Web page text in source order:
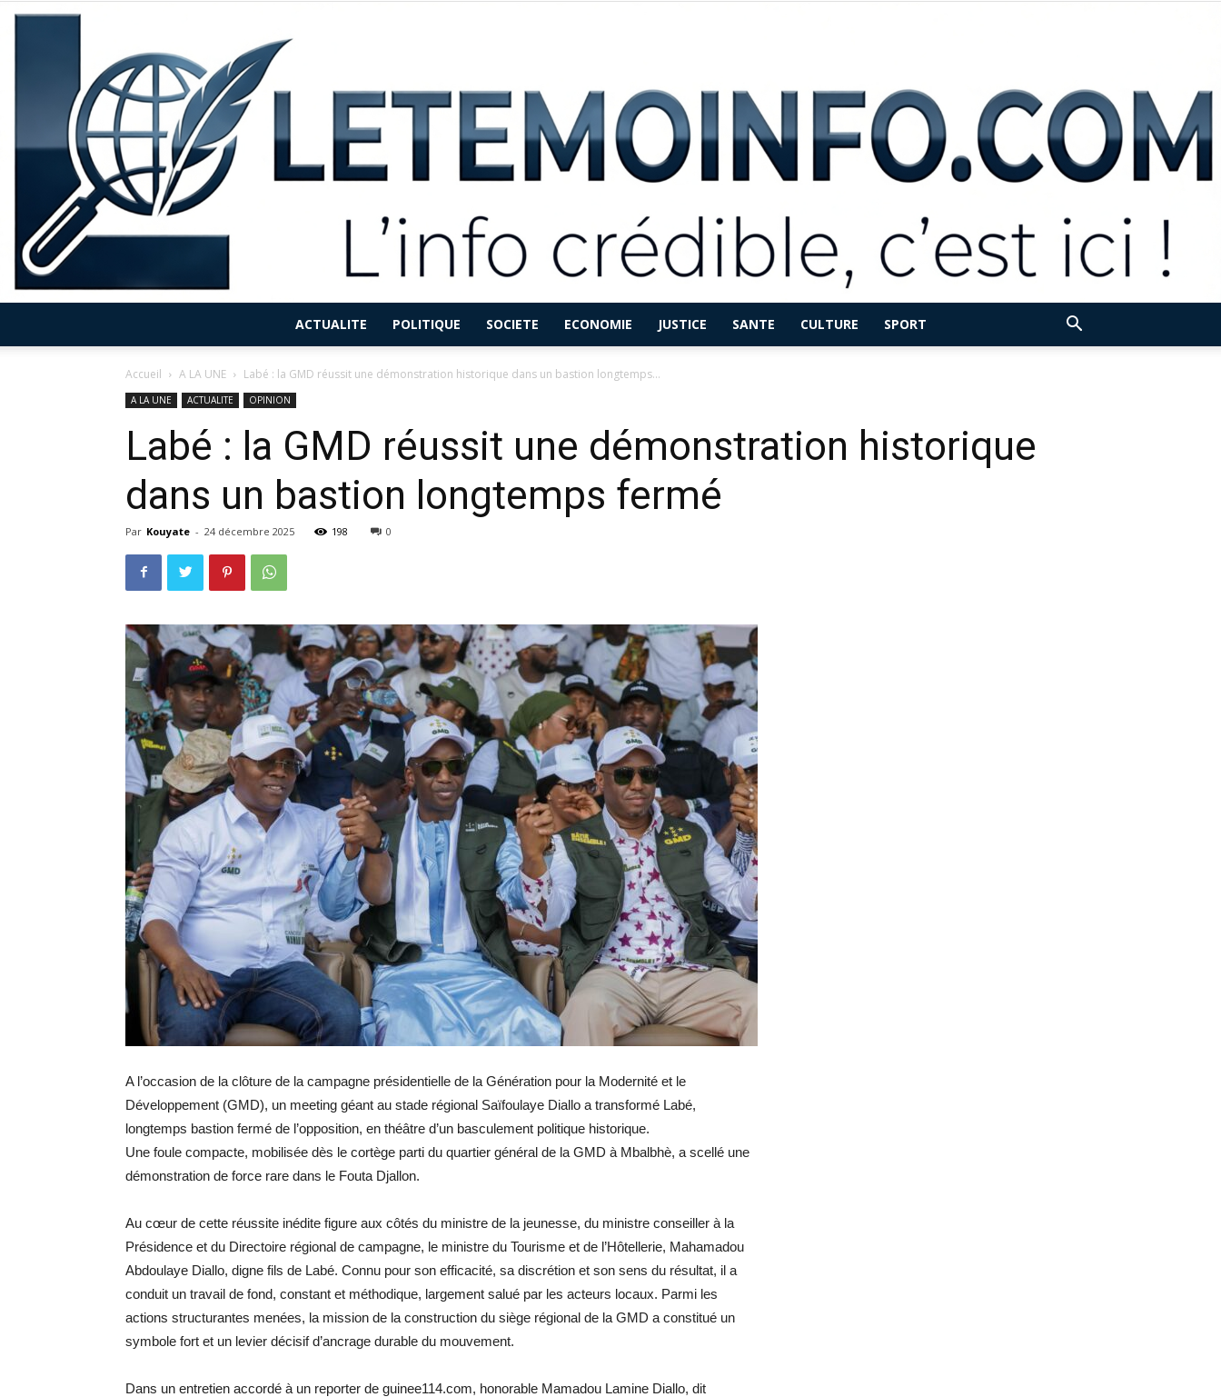
ACTUALITE POLITIQUE SOCIETE ECONOMIE JUSTICE SANTE CULTURE SPORT
Accueil A LA UNE Labé : la GMD réussit une démonstration historique dans un bastion longtemps...
A LA UNE ACTUALITE OPINION
Labé : la GMD réussit une démonstration historique
dans un bastion longtemps fermé
Par Kouyate - 24 décembre 2025 198 0
A l’occasion de la clôture de la campagne présidentielle de la Génération pour la Modernité et le
Développement (GMD), un meeting géant au stade régional Saïfoulaye Diallo a transformé Labé,
longtemps bastion fermé de l’opposition, en théâtre d’un basculement politique historique.
Une foule compacte, mobilisée dès le cortège parti du quartier général de la GMD à Mbalbhè, a scellé une
démonstration de force rare dans le Fouta Djallon.
Au cœur de cette réussite inédite figure aux côtés du ministre de la jeunesse, du ministre conseiller à la
Présidence et du Directoire régional de campagne, le ministre du Tourisme et de l’Hôtellerie, Mahamadou
Abdoulaye Diallo, digne fils de Labé. Connu pour son efficacité, sa discrétion et son sens du résultat, il a
conduit un travail de fond, constant et méthodique, largement salué par les acteurs locaux. Parmi les
actions structurantes menées, la mission de la construction du siège régional de la GMD a constitué un
symbole fort et un levier décisif d’ancrage durable du mouvement.
Dans un entretien accordé à un reporter de guinee114.com, honorable Mamadou Lamine Diallo, dit